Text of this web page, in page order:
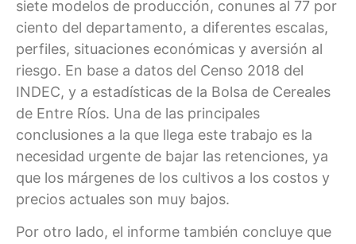
siete modelos de producción, conunes al 77 por
ciento del departamento, a diferentes escalas,
perfiles, situaciones económicas y aversión al
riesgo. En base a datos del Censo 2018 del
INDEC, y a estadísticas de la Bolsa de Cereales
de Entre Ríos. Una de las principales
conclusiones a la que llega este trabajo es la
necesidad urgente de bajar las retenciones, ya
que los márgenes de los cultivos a los costos y
precios actuales son muy bajos.
Por otro lado, el informe también concluye que